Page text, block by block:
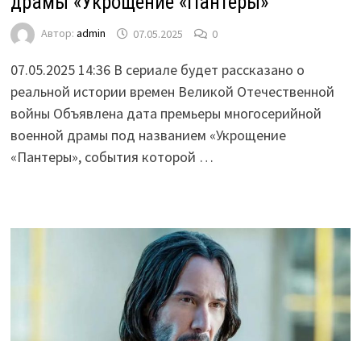
Автор: admin 07.05.2025 0
07.05.2025 14:36 В сериале будет рассказано о
реальной истории времен Великой Отечественной
войны Объявлена дата премьеры многосерийной
военной драмы под названием «Укрощение
«Пантеры», события которой …